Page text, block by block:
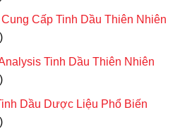
Cấp Tinh Dầu Thiên Nhiên
Tinh Dầu Thiên Nhiên
Dầu Dược Liệu Phổ Biến